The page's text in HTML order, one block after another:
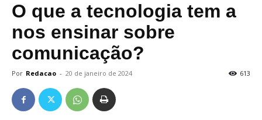
O que a tecnologia tem a
nos ensinar sobre
comunicação?
Por Redacao - 20 de janeiro de 2024 613